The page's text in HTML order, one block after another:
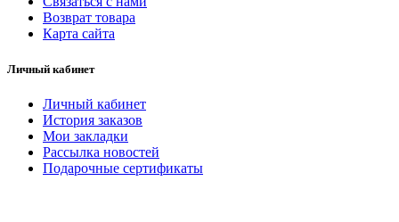
Возврат товара
Карта сайта
Личный кабинет
Личный кабинет
История заказов
Мои закладки
Рассылка новостей
Подарочные сертификаты